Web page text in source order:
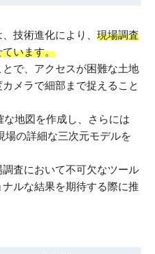
技術進化により、 現場調査
います。
で、アクセスが困難な土地
メラで細部まで捉えること
地図を作成し、さらには
場の詳細な三次元モデルを
査において不可欠なツール
ルな結果を期待する際に推